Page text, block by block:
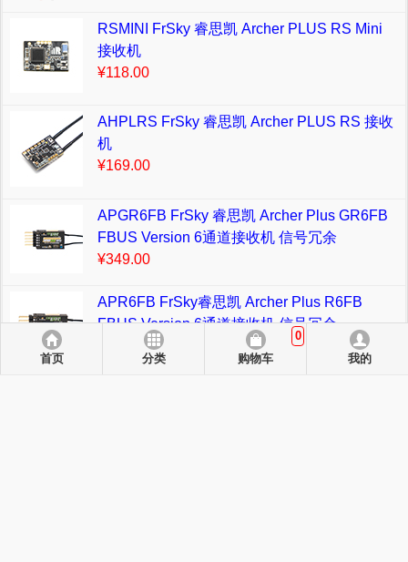
RSMINI FrSky 睿思凯 Archer PLUS RS Mini
接收机
¥118.00
AHPLRS FrSky 睿思凯 Archer PLUS RS 接收
机
¥169.00
APGR6FB FrSky 睿思凯 Archer Plus GR6FB
FBUS Version 6通道接收机 信号冗余
¥349.00
APR6FB FrSky睿思凯 Archer Plus R6FB
FBUS Version 6通道接收机 信号冗余
¥299.00
首页 分类 购物车
0
我的